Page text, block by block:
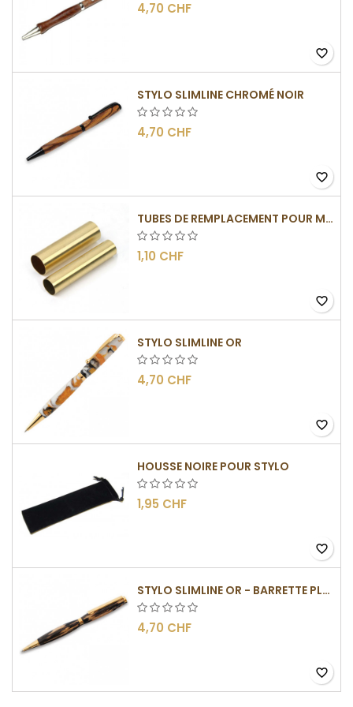
4,70 CHF
favorite_border
STYLO SLIMLINE CHROMÉ NOIR
4,70 CHF
favorite_border
TUBES DE REMPLACEMENT POUR MÉCANISME SLIMLINE
1,10 CHF
favorite_border
STYLO SLIMLINE OR
4,70 CHF
favorite_border
HOUSSE NOIRE POUR STYLO
1,95 CHF
favorite_border
STYLO SLIMLINE OR - BARRETTE PLATE
4,70 CHF
favorite_border